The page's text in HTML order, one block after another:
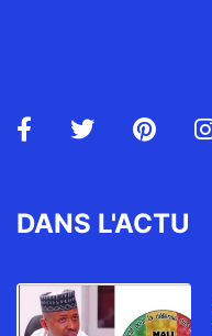
DANS L'ACTU